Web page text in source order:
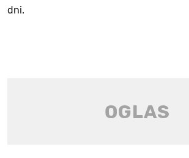
dni.